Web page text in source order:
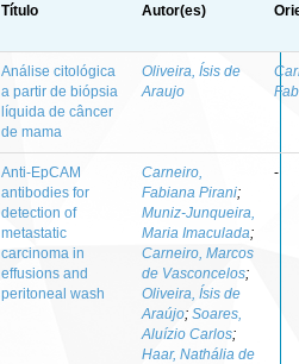
Título Autor(es)
Análise citológica
a partir de biópsia
líquida de câncer
de mama
Oliveira, Ísis de
Araujo
Anti‑EpCAM
antibodies for
detection of
metastatic
carcinoma in
effusions and
peritoneal wash
Carneiro,
Fabiana Pirani;
Muniz‑Junqueira,
Maria Imaculada;
Carneiro, Marcos
de Vasconcelos;
Oliveira, Ísis de
Araújo; Soares,
Aluízio Carlos;
Haar, Nathália de
-